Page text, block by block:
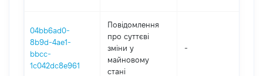
04bb6ad0-
8b9d-4ae1-
bbcc-
1c042dc8e961
Повідомлення
про суттєві
зміни y
майновому
стані
-